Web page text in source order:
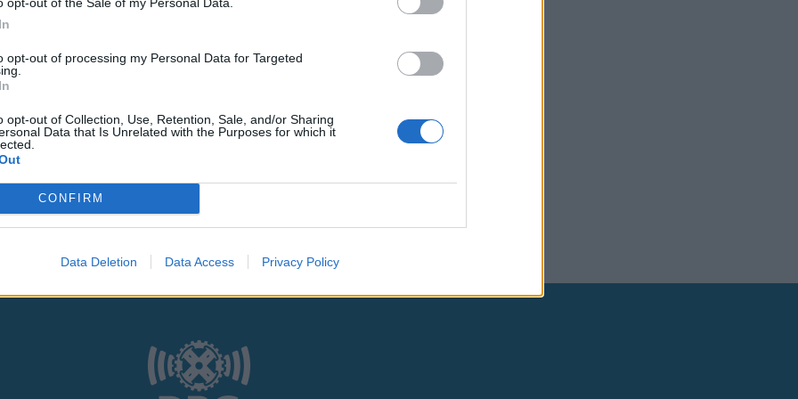
opt-out of processing my Personal Data for Targeted
opt-out of Collection, Use, Retention, Sale, and/or Sharing
Data that Is Unrelated with the Purposes for which it
CONFIRM
Data Deletion Data Access Privacy Policy
και τηδήλωση εχεμύθειας
του ιστοτόπου της
την εποπτεία γονέα ή κηδεμόνα ή επιτρόπου